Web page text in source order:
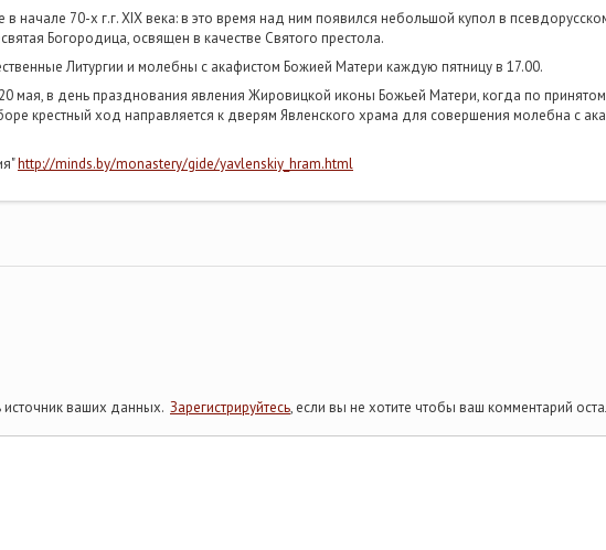
начале 70-х г.г. XIX века: в это время над ним появился небольшой купол в
Богородица, освящен в качестве Святого престола.
Литургии и молебны с акафистом Божией Матери каждую пятницу в 17.00.
мая, в день празднования явления Жировицкой иконы Божьей Матери, когда по
крестный ход направляется к дверям Явленского храма для совершения молебна с
http://minds.by/monastery/gide/yavlenskiy_hram.html
ваших данных. Зарегистрируйтесь, если вы не хотите чтобы ваш комментарий